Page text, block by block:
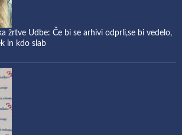
žrtve Udbe: Če bi se arhivi odprli,se bi vedelo,
in kdo slab